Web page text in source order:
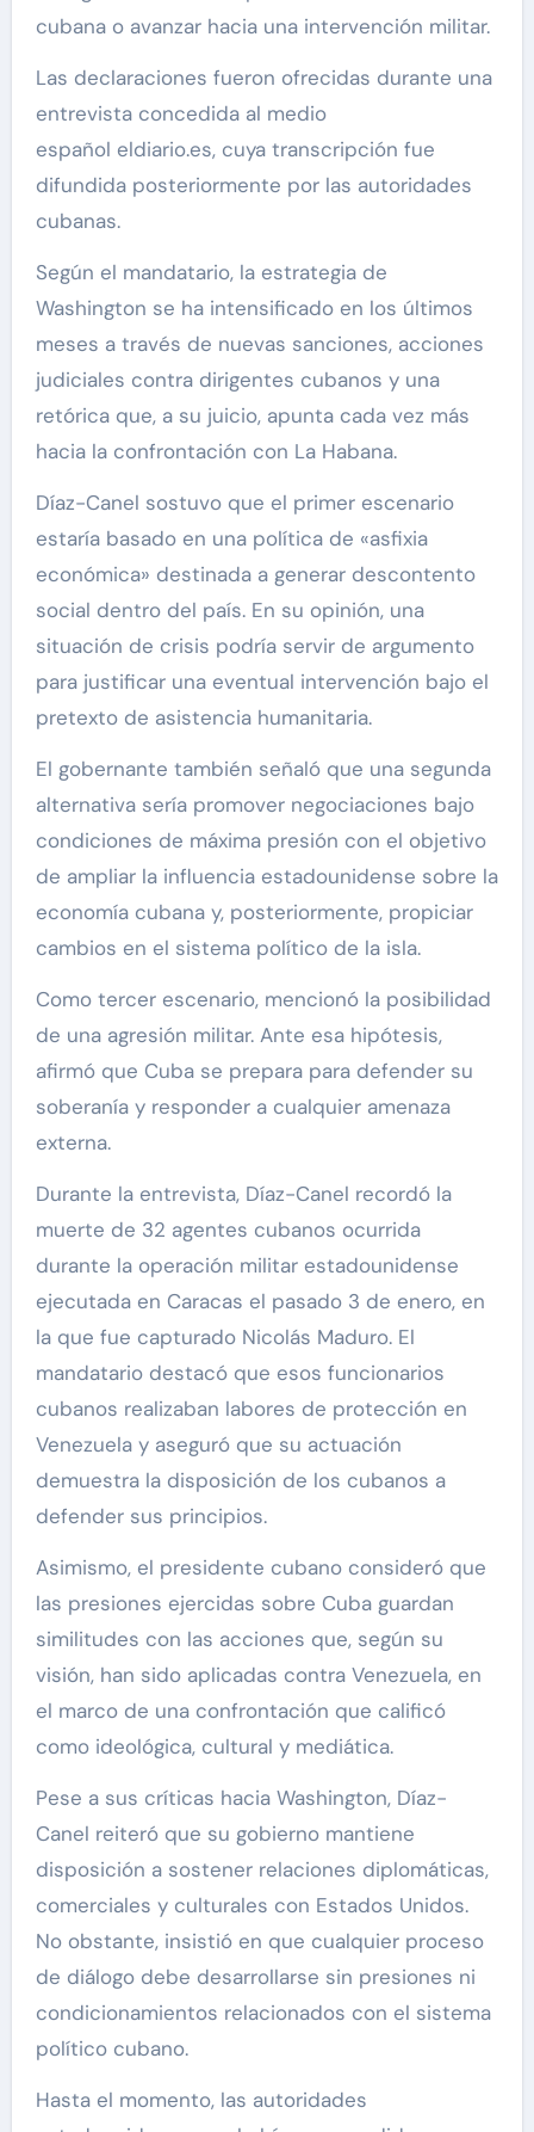
cubana o avanzar hacia una intervención militar.
Las declaraciones fueron ofrecidas durante una
entrevista concedida al medio
español eldiario.es, cuya transcripción fue
difundida posteriormente por las autoridades
cubanas.
Según el mandatario, la estrategia de
Washington se ha intensificado en los últimos
meses a través de nuevas sanciones, acciones
judiciales contra dirigentes cubanos y una
retórica que, a su juicio, apunta cada vez más
hacia la confrontación con La Habana.
Díaz-Canel sostuvo que el primer escenario
estaría basado en una política de «asfixia
económica» destinada a generar descontento
social dentro del país. En su opinión, una
situación de crisis podría servir de argumento
para justificar una eventual intervención bajo el
pretexto de asistencia humanitaria.
El gobernante también señaló que una segunda
alternativa sería promover negociaciones bajo
condiciones de máxima presión con el objetivo
de ampliar la influencia estadounidense sobre la
economía cubana y, posteriormente, propiciar
cambios en el sistema político de la isla.
Como tercer escenario, mencionó la posibilidad
de una agresión militar. Ante esa hipótesis,
afirmó que Cuba se prepara para defender su
soberanía y responder a cualquier amenaza
externa.
Durante la entrevista, Díaz-Canel recordó la
muerte de 32 agentes cubanos ocurrida
durante la operación militar estadounidense
ejecutada en Caracas el pasado 3 de enero, en
la que fue capturado Nicolás Maduro. El
mandatario destacó que esos funcionarios
cubanos realizaban labores de protección en
Venezuela y aseguró que su actuación
demuestra la disposición de los cubanos a
defender sus principios.
Asimismo, el presidente cubano consideró que
las presiones ejercidas sobre Cuba guardan
similitudes con las acciones que, según su
visión, han sido aplicadas contra Venezuela, en
el marco de una confrontación que calificó
como ideológica, cultural y mediática.
Pese a sus críticas hacia Washington, Díaz-
Canel reiteró que su gobierno mantiene
disposición a sostener relaciones diplomáticas,
comerciales y culturales con Estados Unidos.
No obstante, insistió en que cualquier proceso
de diálogo debe desarrollarse sin presiones ni
condicionamientos relacionados con el sistema
político cubano.
Hasta el momento, las autoridades